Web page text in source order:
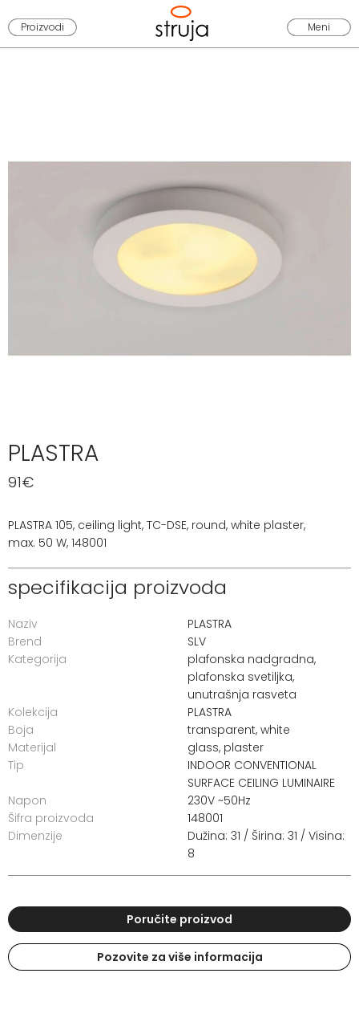
Proizvodi Meni
PLASTRA
91€
PLASTRA 105, ceiling light, TC-DSE, round, white plaster,
max. 50 W, 148001
specifikacija proizvoda
Naziv
PLASTRA
Brend
SLV
Kategorija
plafonska nadgradna,
plafonska svetiljka,
unutrašnja rasveta
Kolekcija
PLASTRA
Boja
transparent, white
Materijal
glass, plaster
Tip
INDOOR CONVENTIONAL
SURFACE CEILING LUMINAIRE
Napon
230V ~50Hz
Šifra proizvoda
148001
Dimenzije
Dužina: 31 / Širina: 31 / Visina:
8
Poručite proizvod
Pozovite za više informacija